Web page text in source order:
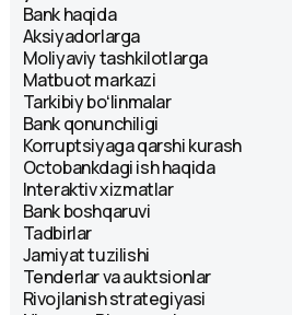
Bank haqida
Aksiyadorlarga
Moliyaviy tashkilotlarga
Matbuot markazi
Tarkibiy boʻlinmalar
Bank qonunchiligi
Korruptsiyaga qarshi kurash
Octobankdagi ish haqida
Interaktiv xizmatlar
Bank boshqaruvi
Tadbirlar
Jamiyat tuzilishi
Tenderlar va auktsionlar
Rivojlanish strategiyasi